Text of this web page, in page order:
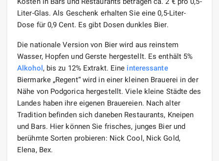
Liter-Glas. Als Geschenk erhalten Sie eine 0,5-Liter-
Dose für 0,9 Cent. Es gibt Dosen dunkles Bier.
Die nationale Version von Bier wird aus reinstem
Wasser, Hopfen und Gerste hergestellt. Es enthält 5%
Alkohol, bis zu 12% Extrakt. Eine interessante
Biermarke „Regent“ wird in einer kleinen Brauerei in der
Nähe von Podgorica hergestellt. Viele kleine Städte des
Landes haben ihre eigenen Brauereien. Nach alter
Tradition befinden sich daneben Restaurants, Kneipen
und Bars. Hier können Sie frisches, junges Bier und
berühmte Sorten probieren: Nick Cool, Nick Gold,
Elena, Bex.